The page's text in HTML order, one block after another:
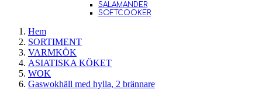
SALAMANDER
SOFTCOOKER
Hem
SORTIMENT
VARMKÖK
ASIATISKA KÖKET
WOK
Gaswokhäll med hylla, 2 brännare